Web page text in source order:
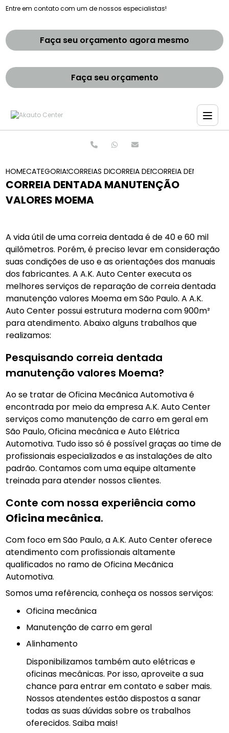
Entre em contato com um de nossos especialistas!
Faça seu orçamento agora mesmo
Faça seu orçamento
HOMECATEGORIASCORREIAS DENTADASCORREIA DENTADA RANGE ROVER
CORREIA DENTADA
CORREIA DENTADA MANUTENÇÃO
VALORES MOEMA
A vida útil de uma correia dentada é de 40 e 60 mil
quilômetros. Porém, é preciso levar em consideração
suas condições de uso e as orientações dos manuais
dos fabricantes. A A.K. Auto Center executa os
melhores serviços de reparação de correia dentada
manutenção valores Moema em São Paulo. A A.K.
Auto Center possui estrutura moderna com 900m²
para atendimento. Abaixo alguns trabalhos que
realizamos:
Pesquisando correia dentada
manutenção valores Moema?
Ao se tratar de Oficina Mecãnica Automotiva é
encontrada por meio da empresa A.K. Auto Center
serviços como manutenção de carro em geral em
São Paulo, Oficina mecânica e Auto Elétrica
Automotiva. Tudo isso só é possível graças ao time de
profissionais especializados e as instalações de alto
padrão. Contamos com uma equipe altamente
treinada para atender nossos clientes.
Conte com nossa experiência como
Oficina mecânica.
Com foco em São Paulo, a A.K. Auto Center oferece
atendimento com profissionais altamente
qualificados no ramo de Oficina Mecãnica
Automotiva.
Somos uma refêrencia, conheça os nossos serviços:
Oficina mecânica
manutenção de carro em geral
Alinhamento
Disponibilizamos também auto elétricas e
oficinas mecânicas. Por isso, aproveite a sua
chance para entrar em contato e saber mais.
Nossos atendentes estão dispostos a sanar
todas as suas dúvidas sobre os trabalhos
oferecidos. Saiba mais!